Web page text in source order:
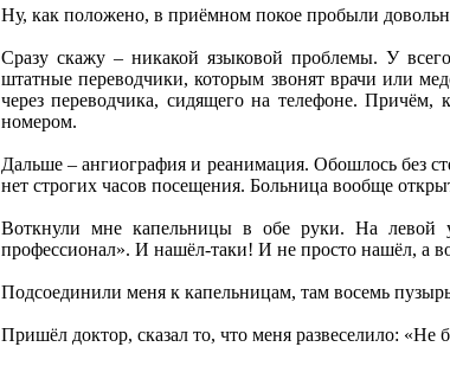
Ну, как положено, в приёмном покое пробыли
Сразу скажу – никакой языковой проблемы. У
штатные переводчики, которым звонят врачи или
через переводчика, сидящего на телефоне.
номером.
Дальше – ангиография и реанимация. Обошлось без
нет строгих часов посещения. Больница вообще
Воткнули мне капельницы в обе руки. На левой
профессионал». И нашёл-таки! И не просто нашёл, а
Подсоединили меня к капельницам, там восемь
Пришёл доктор, сказал то, что меня развеселило: «Не